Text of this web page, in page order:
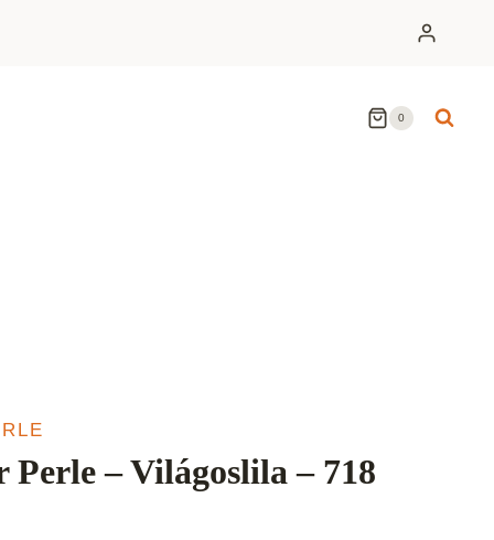
0
– Világoslila – 718